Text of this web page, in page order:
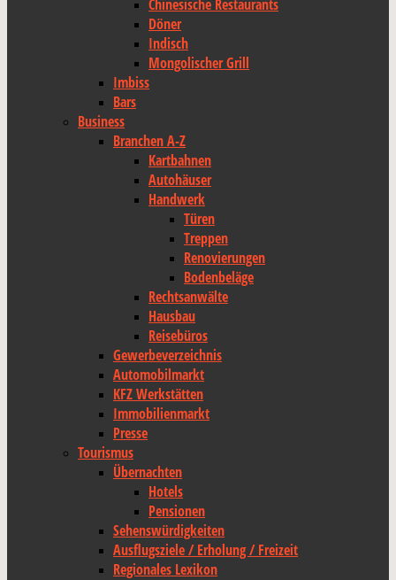
Chinesische Restaurants
Döner
Indisch
Mongolischer Grill
Imbiss
Bars
Business
Branchen A-Z
Kartbahnen
Autohäuser
Handwerk
Türen
Treppen
Renovierungen
Bodenbeläge
Rechtsanwälte
Hausbau
Reisebüros
Gewerbeverzeichnis
Automobilmarkt
KFZ Werkstätten
Immobilienmarkt
Presse
Tourismus
Übernachten
Hotels
Pensionen
Sehenswürdigkeiten
Ausflugsziele / Erholung / Freizeit
Regionales Lexikon